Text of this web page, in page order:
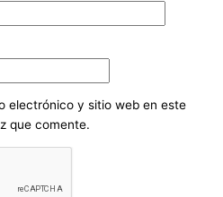
electrónico y sitio web en este
que comente.